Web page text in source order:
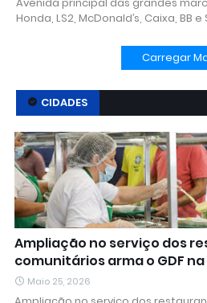
Honda, LS2, McDonald’s, Caixa, BB
Carregar
CIDADES
Ampliação no serviço dos
comunitários arma o GDF
Maio 25, 2026